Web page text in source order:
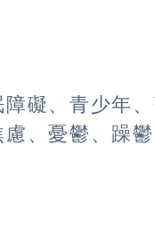
礙、青少年
、憂鬱、躁